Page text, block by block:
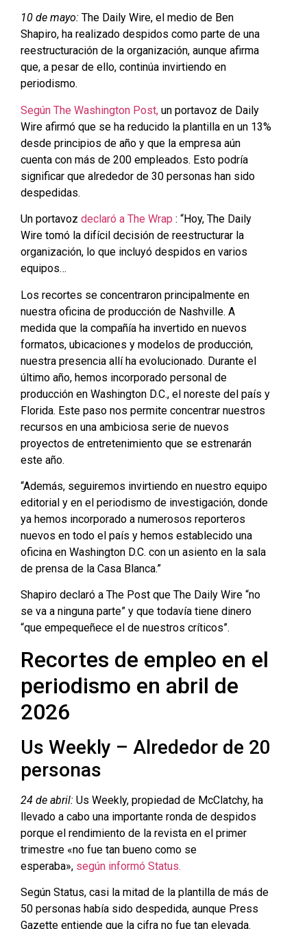
10 de mayo: The Daily Wire, el medio de Ben
Shapiro, ha realizado despidos como parte de una
reestructuración de la organización, aunque afirma
que, a pesar de ello, continúa invirtiendo en
periodismo.
Según The Washington Post, un portavoz de Daily
Wire afirmó que se ha reducido la plantilla en un 13%
desde principios de año y que la empresa aún
cuenta con más de 200 empleados. Esto podría
significar que alrededor de 30 personas han sido
despedidas.
Un portavoz declaró a The Wrap : “Hoy, The Daily
Wire tomó la difícil decisión de reestructurar la
organización, lo que incluyó despidos en varios
equipos…
Los recortes se concentraron principalmente en
nuestra oficina de producción de Nashville. A
medida que la compañía ha invertido en nuevos
formatos, ubicaciones y modelos de producción,
nuestra presencia allí ha evolucionado. Durante el
último año, hemos incorporado personal de
producción en Washington D.C., el noreste del país y
Florida. Este paso nos permite concentrar nuestros
recursos en una ambiciosa serie de nuevos
proyectos de entretenimiento que se estrenarán
este año.
“Además, seguiremos invirtiendo en nuestro equipo
editorial y en el periodismo de investigación, donde
ya hemos incorporado a numerosos reporteros
nuevos en todo el país y hemos establecido una
oficina en Washington D.C. con un asiento en la sala
de prensa de la Casa Blanca.”
Shapiro declaró a The Post que The Daily Wire “no
se va a ninguna parte” y que todavía tiene dinero
“que empequeñece el de nuestros críticos”.
Recortes de empleo en el
periodismo en abril de
2026
Us Weekly – Alrededor de 20
personas
24 de abril: Us Weekly, propiedad de McClatchy, ha
llevado a cabo una importante ronda de despidos
porque el rendimiento de la revista en el primer
trimestre «no fue tan bueno como se
esperaba», según informó Status.
Según Status, casi la mitad de la plantilla de más de
50 personas había sido despedida, aunque Press
Gazette entiende que la cifra no fue tan elevada.